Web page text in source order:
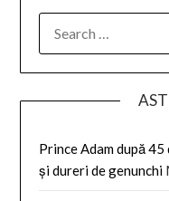
FOR:
Prince Adam după
și dureri de genunchi